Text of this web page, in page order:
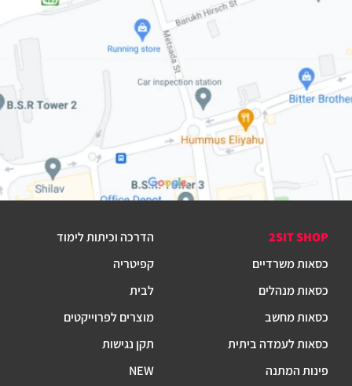
2SIT SHOP
כסאות משרדיים
כסאות מנהלים
כסאות מחשב
כסאות לעמדה ביתית
פינות המתנה
הדרכה וכיתות לימוד
קפיטריה
לבית
מוצרים לפרוייקטים
תקן נגישות
NEW